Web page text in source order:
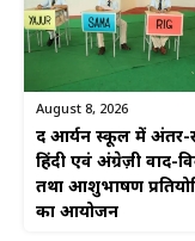
August 8, 2026
द आर्यन स्कूल में अंतर-
हिंदी एवं अंग्रेज़ी वाद-
तथा आशुभाषण
का आयोजन